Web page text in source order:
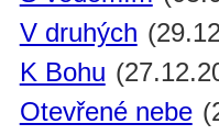
V druhých
K Bohu
Otevřené nebe